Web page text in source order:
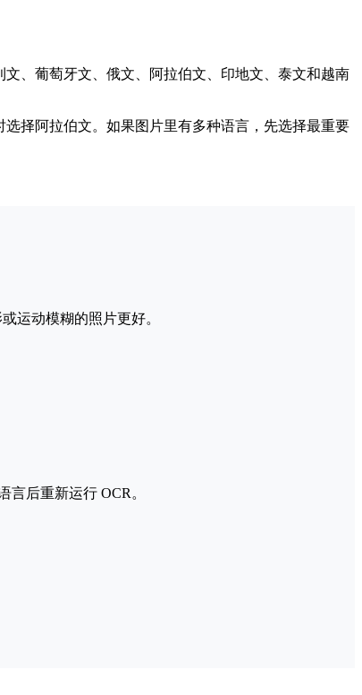
、葡萄牙文、俄文、阿拉伯文、印地文、泰文和越南
择阿拉伯文。如果图片里有多种语言，先选择最重要
运动模糊的照片更好。
后重新运行 OCR。